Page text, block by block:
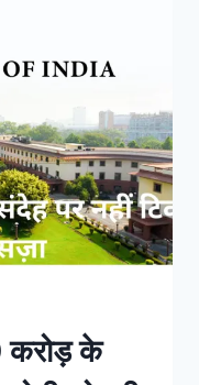
करोड़ के